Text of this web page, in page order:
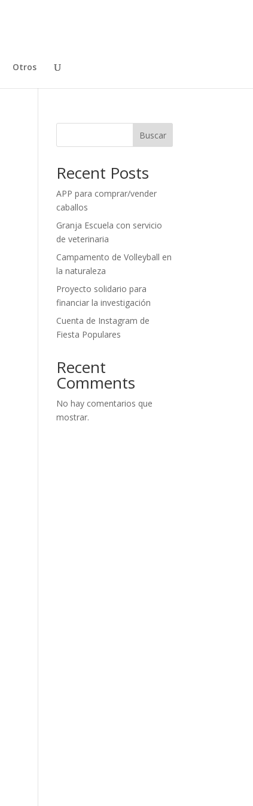
Otros
Buscar
Recent Posts
APP para comprar/vender
caballos
Granja Escuela con servicio
de veterinaria
Campamento de Volleyball en
la naturaleza
Proyecto solidario para
financiar la investigación
Cuenta de Instagram de
Fiesta Populares
Recent
Comments
No hay comentarios que
mostrar.